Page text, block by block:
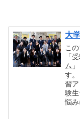
大
こ
「
ム
す
習
験
悩み